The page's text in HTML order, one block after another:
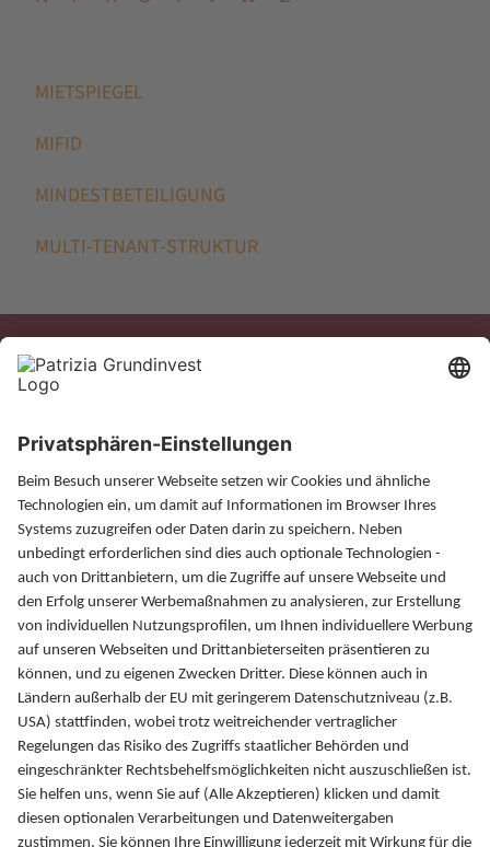
MIETSPIEGEL
MIFID
MINDESTBETEILIGUNG
MULTI-TENANT-STRUKTUR
Xing
Magazin
Finanzlexikon
FAQ
Kontakt
PATRIZIA GrundInvest
Fuggerstraße 20
86150 Augsburg